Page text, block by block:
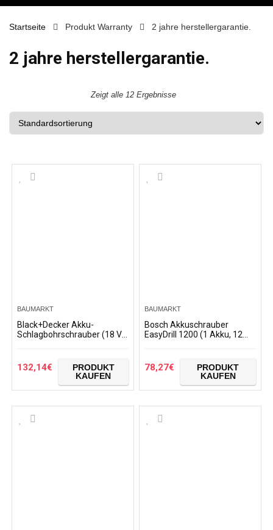
Startseite Produkt Warranty 2 jahre herstellergarantie.
2 jahre herstellergarantie.
Zeigt alle 12 Ergebnisse
BAUMARKT
Black+Decker Akku-
Schlagbohrschrauber (18 V
Arbeitslicht, Anti-Rutsch…
132,14€
PRODUKT
KAUFEN
BAUMARKT
Bosch Akkuschrauber
EasyDrill 1200 (1 Akku, 12
78,27€
PRODUKT
KAUFEN